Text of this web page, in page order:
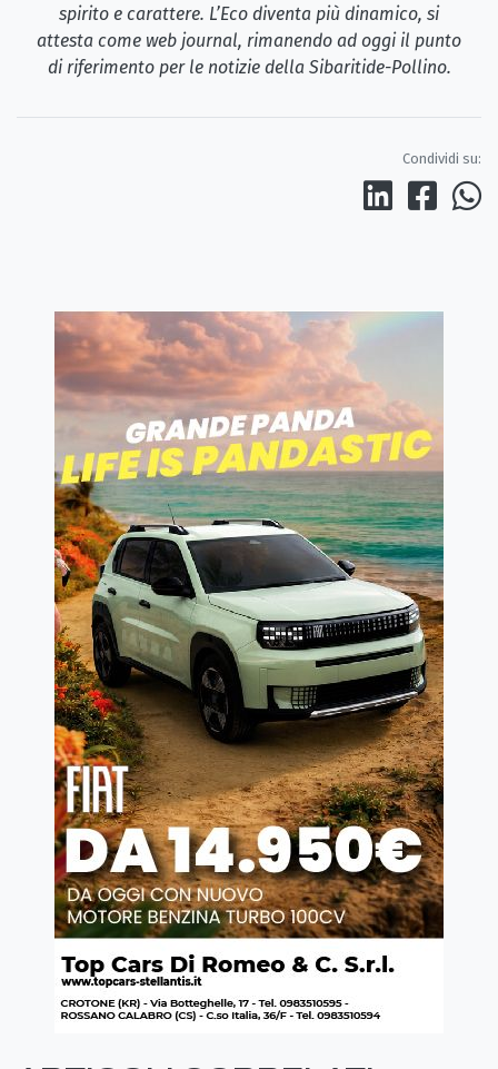
spirito e carattere. L’Eco diventa più dinamico, si
attesta come web journal, rimanendo ad oggi il punto
di riferimento per le notizie della Sibaritide-Pollino.
Condividi su: